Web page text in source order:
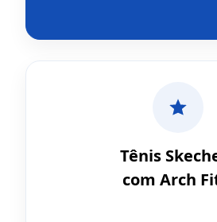
Tênis
com Arch